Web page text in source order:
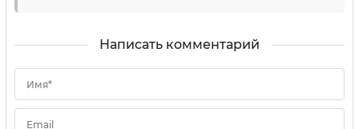
Написать комментарий
Имя*
Email